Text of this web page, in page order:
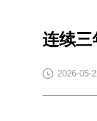
连续三
2026-05-